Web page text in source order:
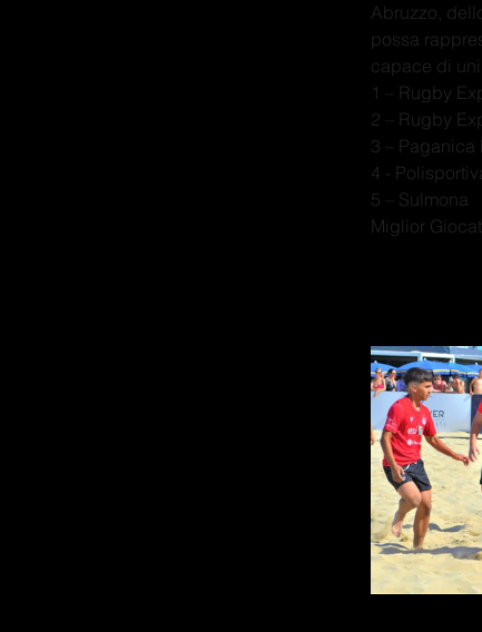
Abruzzo,
possa
capace di
1 – Rugby
2 – Rugby
3 – Paganica
4 -
5 – Sulmona
Miglior